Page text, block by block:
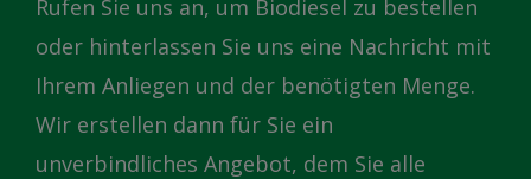
Rufen Sie uns an, um Biodiesel zu bestellen
oder hinterlassen Sie uns eine Nachricht mit
Ihrem Anliegen und der benötigten Menge.
Wir erstellen dann für Sie ein
unverbindliches Angebot, dem Sie alle